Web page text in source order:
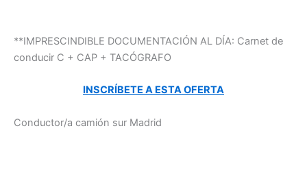
**IMPRESCINDIBLE DOCUMENTACIÓN AL DÍA: Carnet de
conducir C + CAP + TACÓGRAFO
INSCRÍBETE A ESTA OFERTA
Conductor/a camión sur Madrid